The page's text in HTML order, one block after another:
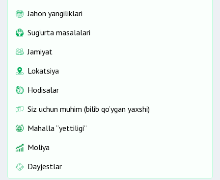
Jahon yangiliklari
Sug‘urta masalalari
Jamiyat
Lokatsiya
Hodisalar
Siz uchun muhim (bilib qo‘ygan yaxshi)
Mahalla “yettiligi”
Moliya
Dayjestlar